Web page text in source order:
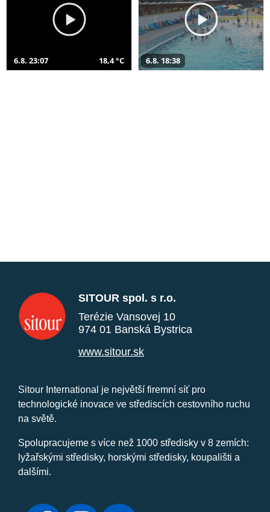
6.8. 23:07 18,4 °C 6.8. 18:38
SITOUR spol. s r.o.
Terézie Vansovej 10
974 01 Banská Bystrica
www.sitour.sk
Sitour International je největší firemní síť pro
technologické inovace ve střediscích cestovního ruchu
na světě.
Spolupracujeme s více než 1000 středisky v 8 zemích:
lyžařskými středisky, horskými středisky, koupališti a
dalšími.